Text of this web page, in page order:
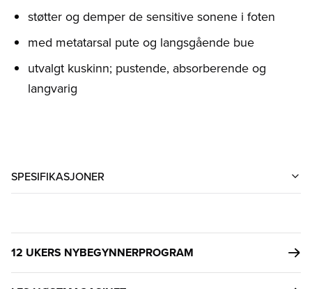
støtter og demper de sensitive sonene i foten
med metatarsal pute og langsgående bue
utvalgt kuskinn; pustende, absorberende og
langvarig
SPESIFIKASJONER
12 UKERS NYBEGYNNERPROGRAM